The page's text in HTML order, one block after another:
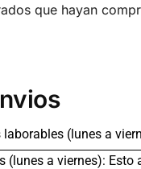
que hayan
(lunes a
(lunes a viernes):